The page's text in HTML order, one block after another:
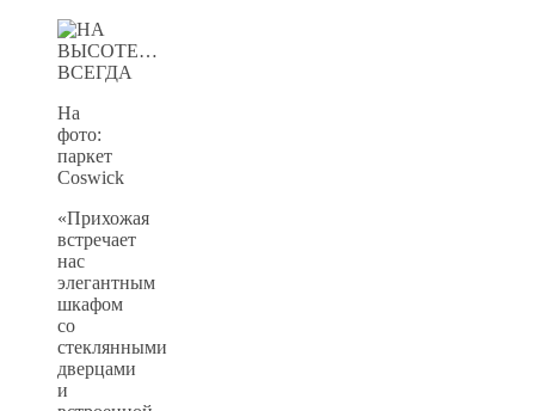
На
фото:
паркет
Coswick
«Прихожая
встречает
нас
элегантным
шкафом
со
стеклянными
дверцами
и